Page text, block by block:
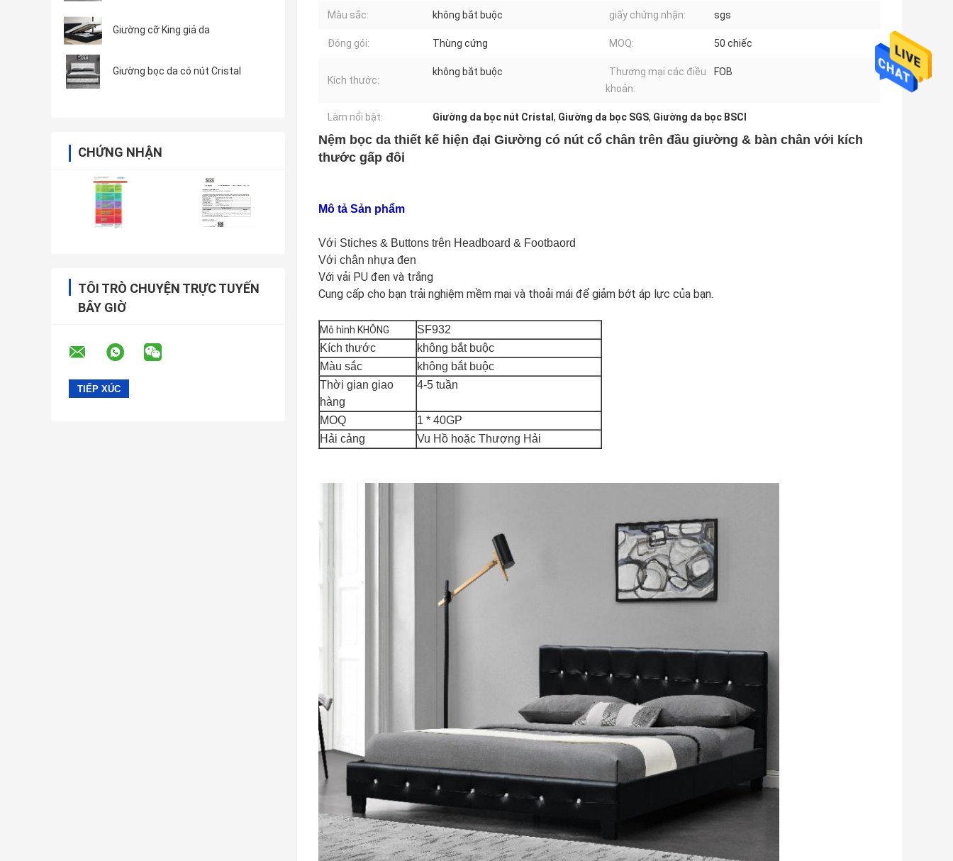
Giường cỡ King giả da
Giường bọc da có nút Cristal
CHỨNG NHẬN
TÔI TRÒ CHUYỆN TRỰC TUYẾN
BÂY GIỜ
Màu sắc: không bắt buộc giấy chứng nhận: sgs
Đóng gói: Thùng cứng MOQ: 50 chiếc
Kích thước:
không bắt buộc
Thương mại các điều
khoản:
FOB
Làm nổi bật: Giường da bọc nút Cristal , Giường da bọc SGS, Giường da bọc BSCI
Nệm bọc da thiết kế hiện đại Giường có nút cổ chân trên đầu giường & bàn chân với kích
thước gấp đôi
Mô tả Sản phẩm
Với Stiches & Buttons trên Headboard & Footbaord
Với chân nhựa đen
Với vải PU đen và trắng
Cung cấp cho bạn trải nghiệm mềm mại và thoải mái để giảm bớt áp lực của bạn.
Mô hình KHÔNG
SF932
Kích thước
không bắt buộc
Màu sắc
không bắt buộc
Thời gian giao
hàng
4-5 tuần
MOQ
1 * 40GP
Hải cảng
Vu Hồ hoặc Thượng Hải